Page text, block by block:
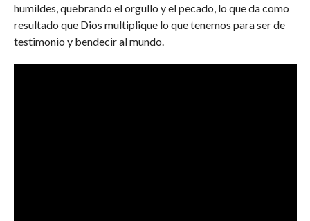
humildes, quebrando el orgullo y el pecado, lo que da como
resultado que Dios multiplique lo que tenemos para ser de
testimonio y bendecir al mundo.